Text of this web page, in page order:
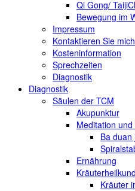
Qi Gong/
Bewegung im
Impressum
Kontaktieren Sie mich
Kosteninformation
Sprechzeiten
Diagnostik
Diagnostik
Säulen der TCM
Akupunktur
Meditation
Ba duan
Ernährung
Kräuter